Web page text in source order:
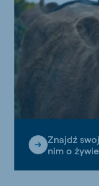
Znajdź
nim o